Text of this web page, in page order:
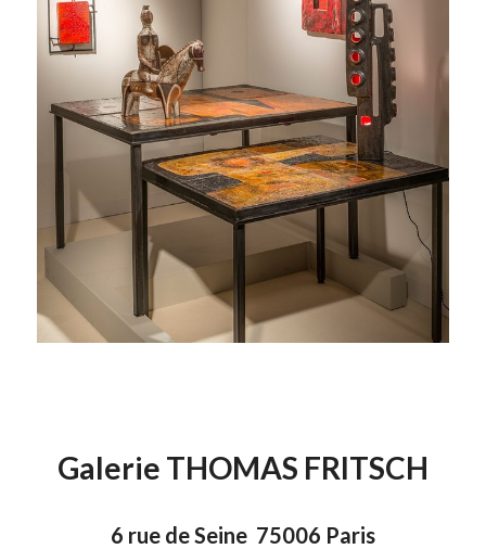
Galerie THOMAS FRITSCH
6 rue de Seine 75006 Paris